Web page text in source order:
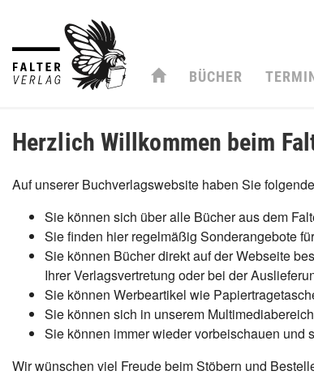
BÜCHER
Herzlich Willkommen beim
Auf unserer Buchverlagswebsite haben Sie
Sie können sich über alle Bücher aus dem
Sie finden hier regelmäßig Sonderangebote
Sie können Bücher direkt auf der Webseite
Ihrer Verlagsvertretung oder bei der
Sie können Werbeartikel wie
Sie können sich in unserem
Sie können immer wieder vorbeischauen und
Wir wünschen viel Freude beim Stöbern und